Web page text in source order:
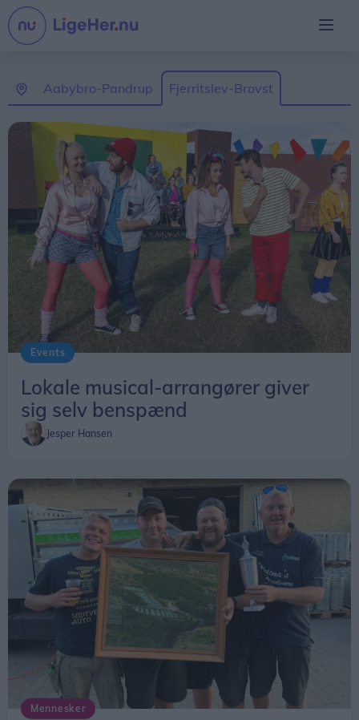
Aabybro-Pandrup Fjerritslev-Brovst
Events
Lokale musical-arrangører giver
sig selv benspænd
Jesper Hansen
Mennesker